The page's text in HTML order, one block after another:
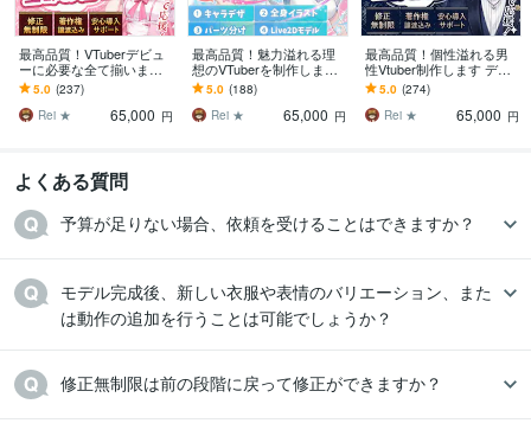
最高品質！VTuberデビュ
ーに必要な全て揃います
実績1500件以上｜全工程
対応・著作権譲渡込｜初
心者も安心
5.0 (237)
Rei ★
65,000 円
最高品質！魅力溢れる理
想のVTuberを制作します
好みの絵柄で描けます！
【表情8個付】修正無制
限、著作権譲渡
5.0 (188)
Rei ★
65,000 円
最高品質！個性溢れる男
性Vtuber制作します デビ
ュー完全サポート【表情
差分8個】修正無制限、著
作権譲渡
5.0 (274)
Rei ★
65,000 円
よくある質問
予算が足りない場合、依頼を受けることはできますか？
モデル完成後、新しい衣服や表情のバリエーション、また
修正無制限は前の段階に戻って修正ができますか？